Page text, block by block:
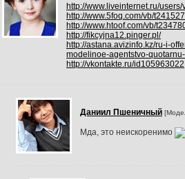
http://www.liveinternet.ru/
http://www.5foq.com/vb/
http://www.htoof.com/vb/
http://fikcyjna12.pinger.pl/
http://astana.avizinfo.kz/ru-i-
modelinoe-agentstvo-
http://vkontakte.ru/id105963022
Даниил Пшеничный
Мда, это неискоренимо